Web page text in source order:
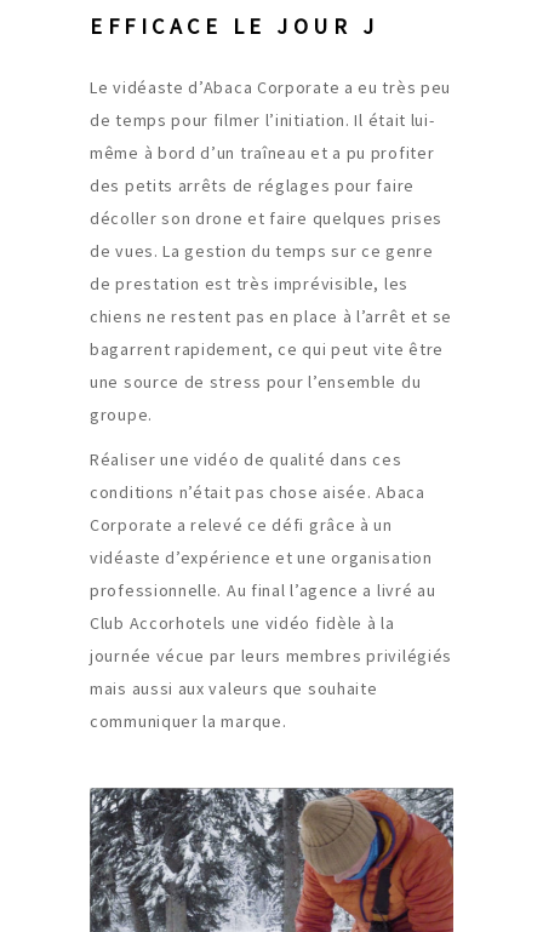
EFFICACE LE JOUR J
Le vidéaste d’Abaca Corporate a eu très peu
de temps pour filmer l’initiation. Il était lui-
même à bord d’un traîneau et a pu profiter
des petits arrêts de réglages pour faire
décoller son drone et faire quelques prises
de vues. La gestion du temps sur ce genre
de prestation est très imprévisible, les
chiens ne restent pas en place à l’arrêt et se
bagarrent rapidement, ce qui peut vite être
une source de stress pour l’ensemble du
groupe.
Réaliser une vidéo de qualité dans ces
conditions n’était pas chose aisée. Abaca
Corporate a relevé ce défi grâce à un
vidéaste d’expérience et une organisation
professionnelle. Au final l’agence a livré au
Club Accorhotels une vidéo fidèle à la
journée vécue par leurs membres privilégiés
mais aussi aux valeurs que souhaite
communiquer la marque.